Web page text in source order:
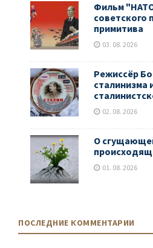
Фильм
советского
примитива
03. 08. 2026
Режиссёр
сталинизма
02. 08. 2026
О
01. 08. 2026
ПОСЛЕДНИЕ КОММЕНТАРИИ